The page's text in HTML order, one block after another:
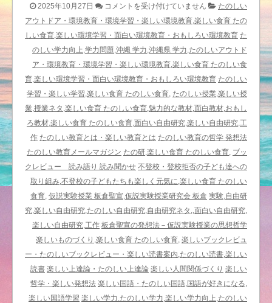
2025年10月27日
意
見
を
交
わ
す
こ
と
の
楽
し
さ
「板
倉
聖
宣
@
一
万
円
札
コメントを受け付けていません
たのしい
アウトドア・環境教育・環境学習・楽しい環境教育,楽しい食育 たの
しい食育,楽しい環境学習・面白い環境教育・おもしろい環境教育 た
のしい学力向上,学力問題,沖縄 学力,沖縄県 学力,たのしいアウトド
ア・環境教育・環境学習・楽しい環境教育,楽しい食育 たのしい食
育,楽しい環境学習・面白い環境教育・おもしろい環境教育 たのしい
学習・楽しい学習,楽しい食育 たのしい食育, たのしい授業,楽しい授
業,授業ネタ,楽しい食育 たのしい食育,魅力的な教材,面白教材,おもし
ろ教材,楽しい食育 たのしい食育,面白い自由研究,楽しい自由研究,工
作 たのしい教育とは・楽しい教育とは たのしい教育の哲学 発想法
たのしい教育メールマガジン たの研,楽しい食育 たのしい食育, ブッ
クレビュー 読み語り 読み聞かせ 不登校・登校拒否の子ども達への
取り組み,不登校の子どもたちも楽しく元気に,楽しい食育 たのしい
食育, 仮説実験授業 板倉聖宣,仮説実験授業研究会 板倉 実験,自由研
究,楽しい自由研究,たのしい自由研究,自由研究ネタ,,面白い自由研究,
楽しい自由研究,工作 板倉聖宣の発想法－仮説実験授業の思想哲学
楽しいものづくり,楽しい食育 たのしい食育, 楽しいブックレビュ
ー・たのしいブックレビュー・楽しい読書案内,たのしい読書,楽しい
読書 楽しい上達論・たのしい上達論 楽しい人間関係づくり 楽しい
哲学・楽しい発想法 楽しい国語・たのしい国語,国語が好きになる,
楽しい国語学習 楽しい学力.たのしい学力,楽しい学力向上,たのしい